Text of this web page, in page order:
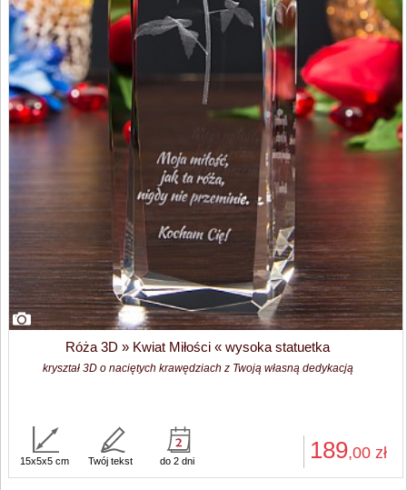
Róża 3D » Kwiat Miłości « wysoka statuetka
kryształ 3D o naciętych krawędziach z Twoją własną dedykacją
189,00 zł
15x5x5 cm Twój tekst do 2 dni